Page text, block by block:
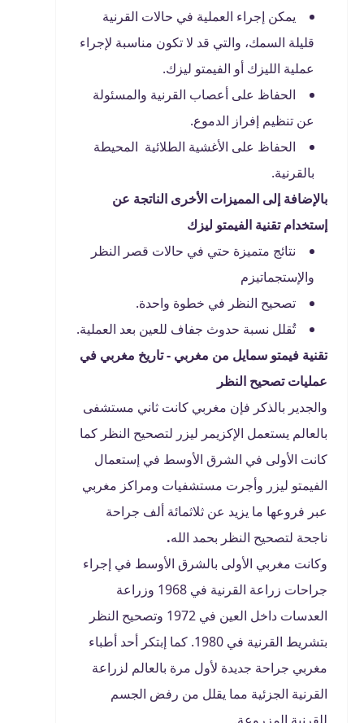
يمكن إجراء العملية في حالات القرنية
قليلة السمك، والتي قد لا تكون مناسبة لإجراء
عملية الليزك أو الفيمتو ليزك.
الحفاظ على أعصاب القرنية والمسئولة
عن تنظيم إفراز الدموع.
الحفاظ على الأغشية الطلائية المحيطة
بالقرنية.
بالإضافة إلى المميزات الأخرى الناتجة عن
إستخدام تقنية الفيمتو ليزك
نتائج متميزة حتي في حالات قصر النظر
والإستجماتيزم
تصحيح النظر في خطوة واحدة.
تُقلل نسبة حدوث جفاف للعين بعد العملية.
تقنية فيمتو سمايل من مغربي - تاريخ مغربي في
عمليات تصحيح النظر
والجدير بالذكر فإن مغربي كانت ثاني مستشفى
بالعالم يستعمل الإكزيمر ليزر لتصحيح النظر كما
كانت الأولى في الشرق الأوسط في إستعمال
الفيمتو ليزر وأجرت مستشفيات ومراكز مغربي
عبر فروعها ما يزيد عن ثلاثمائة ألف جراحة
ناجحة لتصحيح النظر بحمد الله.
وكانت مغربي الأولى بالشرق الأوسط في إجراء
جراحات زراعة القرنية في 1968 وزراعة
العدسات داخل العين في 1972 وتصحيح النظر
بتشريط القرنية في 1980. كما إبتكر أحد أطباء
مغربي جراحة جديدة لأول مرة بالعالم لزراعة
القرنية الجزئية مما يقلل من رفض الجسم